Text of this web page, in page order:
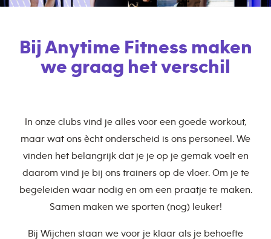
Bij Anytime Fitness maken
we graag het verschil
In onze clubs vind je alles voor een goede workout,
maar wat ons ècht onderscheid is ons personeel. We
vinden het belangrijk dat je je op je gemak voelt en
daarom vind je bij ons trainers op de vloer. Om je te
begeleiden waar nodig en om een praatje te maken.
Samen maken we sporten (nog) leuker!
Bij Wijchen staan we voor je klaar als je behoefte